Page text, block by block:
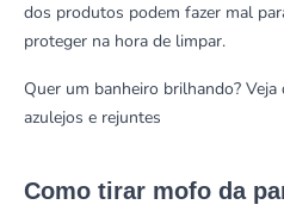
dos produtos podem fazer mal
proteger na hora de limpar.
Quer um banheiro brilhando? Veja
azulejos e rejuntes
Como tirar mofo da